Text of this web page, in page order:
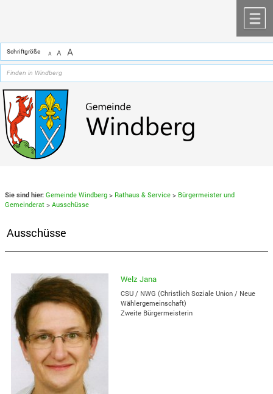
Schriftgröße A A A
Sie sind hier: Gemeinde Windberg > Rathaus & Service > Bürgermeister und
Gemeinderat >Ausschüsse
Ausschüsse
Welz Jana
CSU / NWG (Christlich Soziale Union / Neue
Wählergemeinschaft)
Zweite Bürgermeisterin